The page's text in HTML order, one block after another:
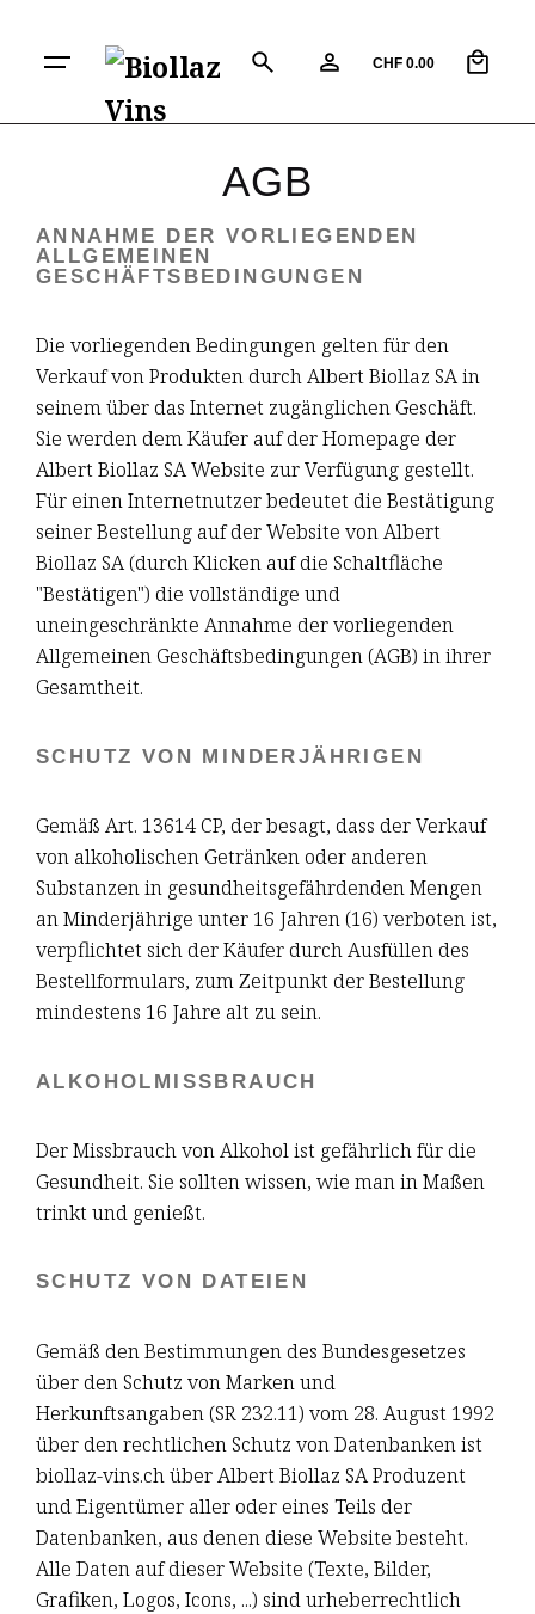
CHF 0.00
AGB
ANNAHME DER VORLIEGENDEN
ALLGEMEINEN
GESCHÄFTSBEDINGUNGEN
Die vorliegenden Bedingungen gelten für den
Verkauf von Produkten durch Albert Biollaz SA in
seinem über das Internet zugänglichen Geschäft.
Sie werden dem Käufer auf der Homepage der
Albert Biollaz SA Website zur Verfügung gestellt.
Für einen Internetnutzer bedeutet die Bestätigung
seiner Bestellung auf der Website von Albert
Biollaz SA (durch Klicken auf die Schaltfläche
"Bestätigen") die vollständige und
uneingeschränkte Annahme der vorliegenden
Allgemeinen Geschäftsbedingungen (AGB) in ihrer
Gesamtheit.
SCHUTZ VON MINDERJÄHRIGEN
Gemäß Art. 13614 CP, der besagt, dass der Verkauf
von alkoholischen Getränken oder anderen
Substanzen in gesundheitsgefährdenden Mengen
an Minderjährige unter 16 Jahren (16) verboten ist,
verpflichtet sich der Käufer durch Ausfüllen des
Bestellformulars, zum Zeitpunkt der Bestellung
mindestens 16 Jahre alt zu sein.
ALKOHOLMISSBRAUCH
Der Missbrauch von Alkohol ist gefährlich für die
Gesundheit. Sie sollten wissen, wie man in Maßen
trinkt und genießt.
SCHUTZ VON DATEIEN
Gemäß den Bestimmungen des Bundesgesetzes
über den Schutz von Marken und
Herkunftsangaben (SR 232.11) vom 28. August 1992
über den rechtlichen Schutz von Datenbanken ist
biollaz-vins.ch über Albert Biollaz SA Produzent
und Eigentümer aller oder eines Teils der
Datenbanken, aus denen diese Website besteht.
Alle Daten auf dieser Website (Texte, Bilder,
Grafiken, Logos, Icons, ...) sind urheberrechtlich